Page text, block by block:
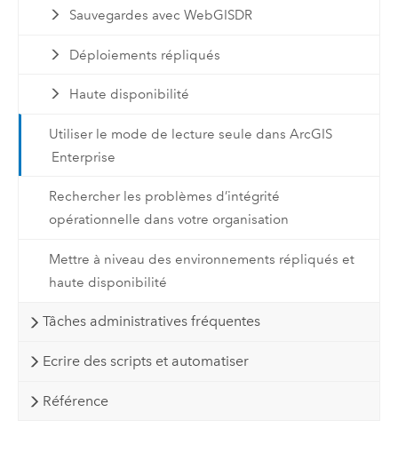
Sauvegardes avec WebGISDR
Déploiements répliqués
Haute disponibilité
Utiliser le mode de lecture seule dans ArcGIS
Enterprise
Rechercher les problèmes d’intégrité
opérationnelle dans votre organisation
Mettre à niveau des environnements répliqués et
haute disponibilité
Tâches administratives fréquentes
Ecrire des scripts et automatiser
Référence